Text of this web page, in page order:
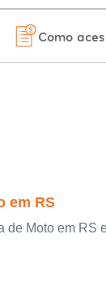
Como
em RS
de Moto em RS